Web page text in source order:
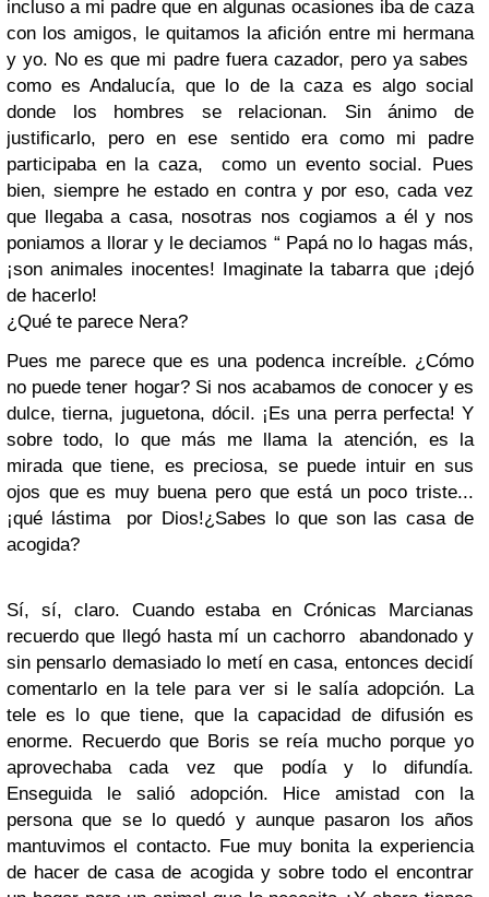
incluso a mi padre que en algunas ocasiones iba de caza
con los amigos, le quitamos la afición entre mi hermana
y yo. No es que mi padre fuera cazador, pero ya sabes
como es Andalucía, que lo de la caza es algo social
donde los hombres se relacionan. Sin ánimo de
justificarlo, pero en ese sentido era como mi padre
participaba en la caza, como un evento social. Pues
bien, siempre he estado en contra y por eso, cada vez
que llegaba a casa, nosotras nos cogiamos a él y nos
poniamos a llorar y le deciamos “ Papá no lo hagas más,
¡son animales inocentes! Imaginate la tabarra que ¡dejó
de hacerlo!
¿Qué te parece Nera?
Pues me parece que es una podenca increíble. ¿Cómo
no puede tener hogar? Si nos acabamos de conocer y es
dulce, tierna, juguetona, dócil. ¡Es una perra perfecta! Y
sobre todo, lo que más me llama la atención, es la
mirada que tiene, es preciosa, se puede intuir en sus
ojos que es muy buena pero que está un poco triste...
¡qué lástima por Dios!¿Sabes lo que son las casa de
acogida?
Sí, sí, claro. Cuando estaba en Crónicas Marcianas
recuerdo que llegó hasta mí un cachorro abandonado y
sin pensarlo demasiado lo metí en casa, entonces decidí
comentarlo en la tele para ver si le salía adopción. La
tele es lo que tiene, que la capacidad de difusión es
enorme. Recuerdo que Boris se reía mucho porque yo
aprovechaba cada vez que podía y lo difundía.
Enseguida le salió adopción. Hice amistad con la
persona que se lo quedó y aunque pasaron los años
mantuvimos el contacto. Fue muy bonita la experiencia
de hacer de casa de acogida y sobre todo el encontrar